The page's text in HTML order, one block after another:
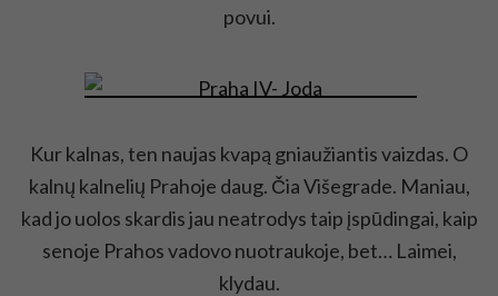
povui.
Kur kalnas, ten naujas kvapą gniaužiantis vaizdas. O
kalnų kalnelių Prahoje daug. Čia Višegrade. Maniau,
kad jo uolos skardis jau neatrodys taip įspūdingai, kaip
senoje Prahos vadovo nuotraukoje, bet… Laimei,
klydau.